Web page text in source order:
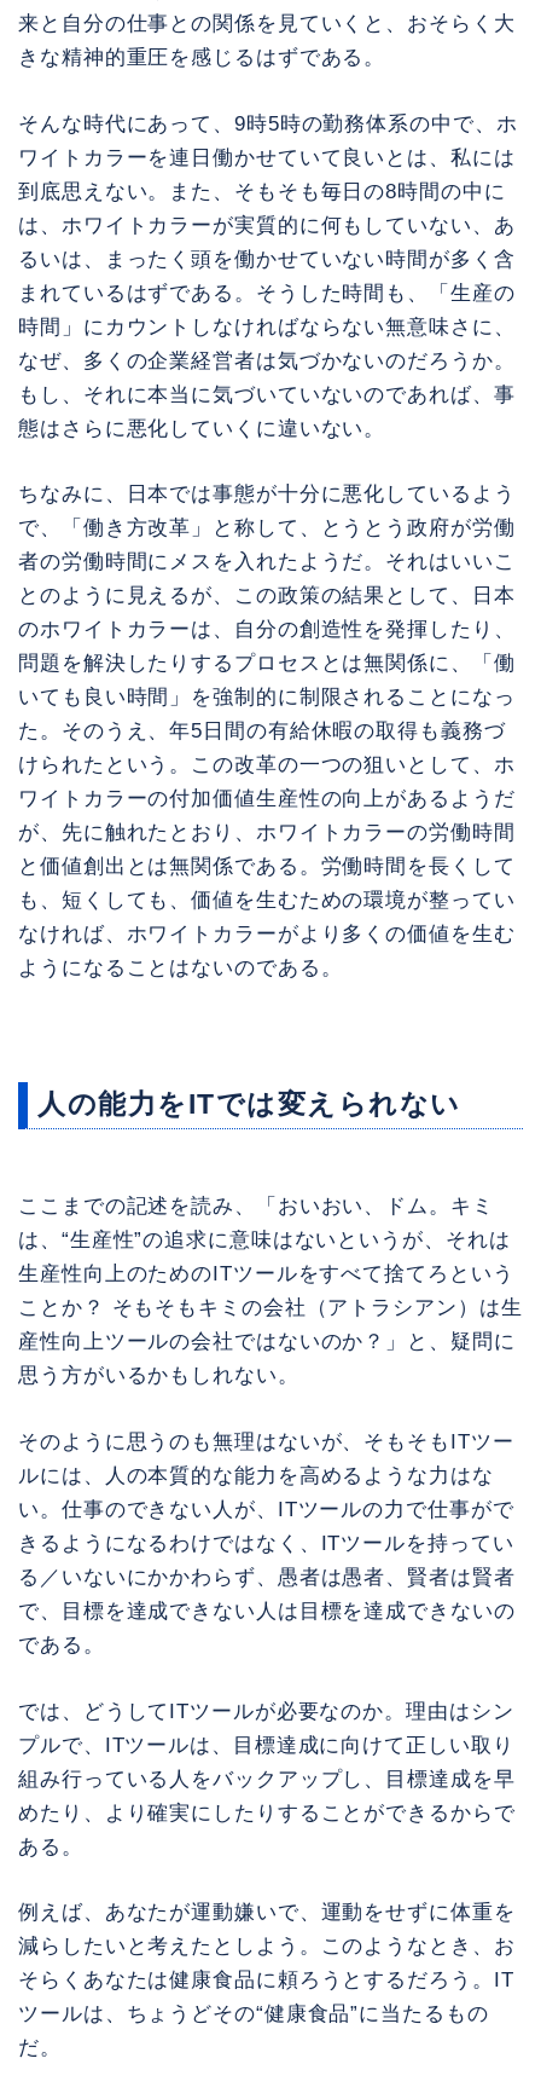
来と自分の仕事との関係を見ていくと、おそらく大
きな精神的重圧を感じるはずである。
そんな時代にあって、9時5時の勤務体系の中で、ホ
ワイトカラーを連日働かせていて良いとは、私には
到底思えない。また、そもそも毎日の8時間の中に
は、ホワイトカラーが実質的に何もしていない、あ
るいは、まったく頭を働かせていない時間が多く含
まれているはずである。そうした時間も、「生産の
時間」にカウントしなければならない無意味さに、
なぜ、多くの企業経営者は気づかないのだろうか。
もし、それに本当に気づいていないのであれば、事
態はさらに悪化していくに違いない。
ちなみに、日本では事態が十分に悪化しているよう
で、「働き方改革」と称して、とうとう政府が労働
者の労働時間にメスを入れたようだ。それはいいこ
とのように見えるが、この政策の結果として、日本
のホワイトカラーは、自分の創造性を発揮したり、
問題を解決したりするプロセスとは無関係に、「働
いても良い時間」を強制的に制限されることになっ
た。そのうえ、年5日間の有給休暇の取得も義務づ
けられたという。この改革の一つの狙いとして、ホ
ワイトカラーの付加価値生産性の向上があるようだ
が、先に触れたとおり、ホワイトカラーの労働時間
と価値創出とは無関係である。労働時間を長くして
も、短くしても、価値を生むための環境が整ってい
なければ、ホワイトカラーがより多くの価値を生む
ようになることはないのである。
人の能力をITでは変えられない
ここまでの記述を読み、「おいおい、ドム。キミ
は、“生産性”の追求に意味はないというが、それは
生産性向上のためのITツールをすべて捨てろという
ことか？ そもそもキミの会社（アトラシアン）は生
産性向上ツールの会社ではないのか？」と、疑問に
思う方がいるかもしれない。
そのように思うのも無理はないが、そもそもITツー
ルには、人の本質的な能力を高めるような力はな
い。仕事のできない人が、ITツールの力で仕事がで
きるようになるわけではなく、ITツールを持ってい
る／いないにかかわらず、愚者は愚者、賢者は賢者
で、目標を達成できない人は目標を達成できないの
である。
では、どうしてITツールが必要なのか。理由はシン
プルで、ITツールは、目標達成に向けて正しい取り
組み行っている人をバックアップし、目標達成を早
めたり、より確実にしたりすることができるからで
ある。
例えば、あなたが運動嫌いで、運動をせずに体重を
減らしたいと考えたとしよう。このようなとき、お
そらくあなたは健康食品に頼ろうとするだろう。IT
ツールは、ちょうどその“健康食品”に当たるもの
だ。